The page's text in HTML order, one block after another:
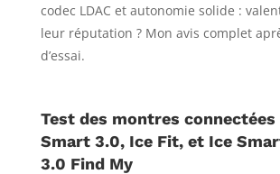
codec LDAC et autonomie solide :
leur réputation ? Mon avis complet
d’essai.
Test des montres connectées
Smart 3.0, Ice Fit, et Ice
3.0 Find My